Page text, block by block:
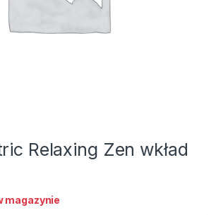
Relaxing Zen wkład
magazynie